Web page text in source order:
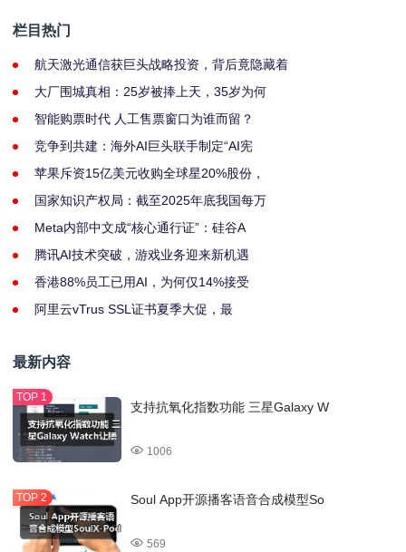
栏目热门
航天激光通信获巨头战略投资，背后竟隐藏着
大厂围城真相：25岁被捧上天，35岁为何
智能购票时代 人工售票窗口为谁而留？
竞争到共建：海外AI巨头联手制定“AI宪
苹果斥资15亿美元收购全球星20%股份，
国家知识产权局：截至2025年底我国每万
Meta内部中文成“核心通行证”：硅谷A
腾讯AI技术突破，游戏业务迎来新机遇
香港88%员工已用AI，为何仅14%接受
阿里云vTrus SSL证书夏季大促，最
最新内容
支持抗氧化指数功能 三星Galaxy W
1006
Soul App开源播客语音合成模型So
569